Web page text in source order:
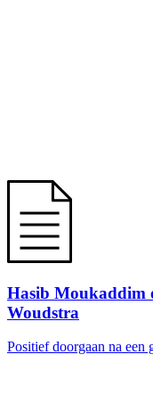
Hasib Moukaddim
Woudstra
Positief doorgaan na een